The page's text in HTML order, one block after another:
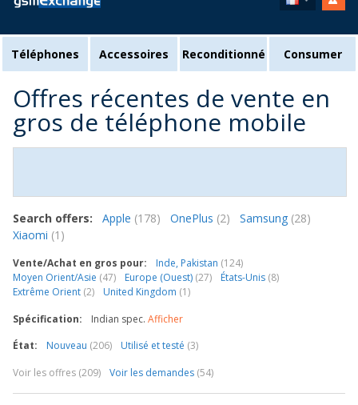
Téléphones Accessoires Reconditionné Consumer
Offres récentes de vente en
gros de téléphone mobile
Search offers: Apple (178) OnePlus (2) Samsung (28)
Xiaomi (1)
Vente/Achat en gros pour: Inde, Pakistan (124)
Moyen Orient/Asie (47) Europe (Ouest) (27) États-Unis (8)
Extrême Orient (2) United Kingdom (1)
Spécification:
Indian spec. Afficher
État:
Nouveau (206) Utilisé et testé (3)
Voir les offres (209)
Voir les demandes (54)